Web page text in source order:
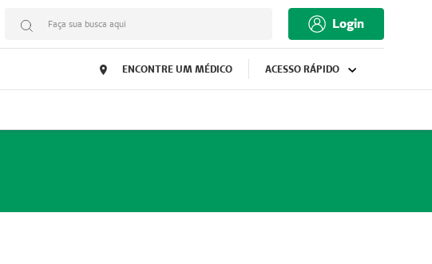
Faça sua busca aqui Login
ENCONTRE UM MÉDICO ACESSO RÁPIDO